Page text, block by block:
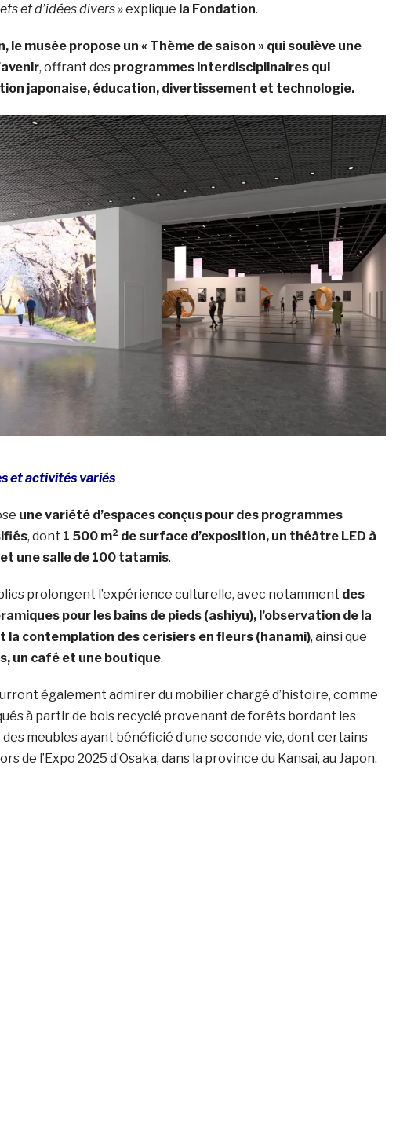
et d’idées divers »explique la Fondation.
le musée propose un « Thème de saison » qui soulève une
, offrant des programmes interdisciplinaires qui
japonaise, éducation, divertissement et technologie.
et activités variés
une variété d’espaces conçus pour des programmes
, dont 1 500 m² de surface d’exposition, un théâtre LED à
une salle de 100 tatamis.
prolongent l’expérience culturelle, avec notamment des
pour les bains de pieds (ashiyu), l’observation de la
la contemplation des cerisiers en fleurs (hanami), ainsi que
un café et une boutique.
également admirer du mobilier chargé d’histoire, comme
à partir de bois recyclé provenant de forêts bordant les
meubles ayant bénéficié d’une seconde vie, dont certains
de l’Expo 2025 d’Osaka, dans la province du Kansai, au Japon.